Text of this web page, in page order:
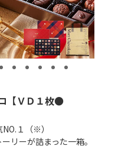
【ＶＤ１枚●
１（※）
リーが詰まった一箱。